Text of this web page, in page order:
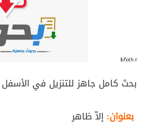
بحث كامل جاهز للتنزيل في
بعنوان: إلاّ ظاهر